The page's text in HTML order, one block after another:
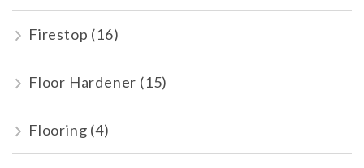
Firestop (16)
Floor Hardener (15)
Flooring (4)